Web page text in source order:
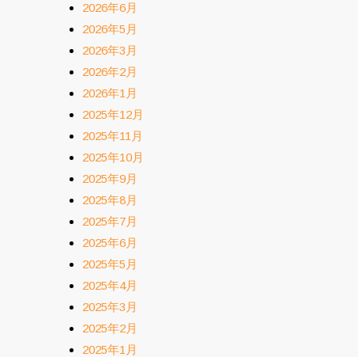
2026年6月
2026年5月
2026年3月
2026年2月
2026年1月
2025年12月
2025年11月
2025年10月
2025年9月
2025年8月
2025年7月
2025年6月
2025年5月
2025年4月
2025年3月
2025年2月
2025年1月